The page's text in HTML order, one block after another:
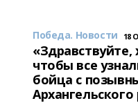
Победа. Новости 18
«Здравствуйте,
чтобы все
бойца с